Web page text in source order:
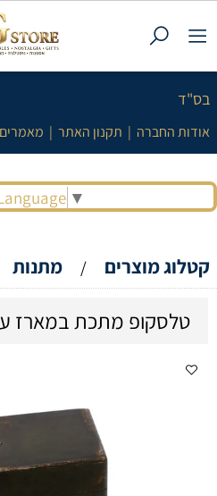
בס"ד
אודות החברה | תקנון האתר |
▼
קטלוג מוצרים / מתנות
טלסקופ מתכת במארז עץ, 3298